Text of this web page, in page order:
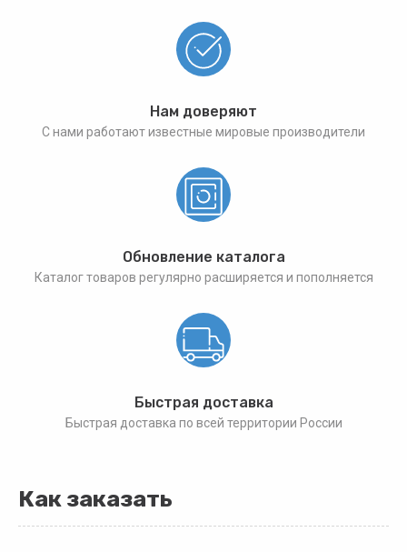
Нам доверяют
С нами работают известные мировые производители
Обновление каталога
Каталог товаров регулярно расширяется и пополняется
Быстрая доставка
Быстрая доставка по всей территории России
Как заказать